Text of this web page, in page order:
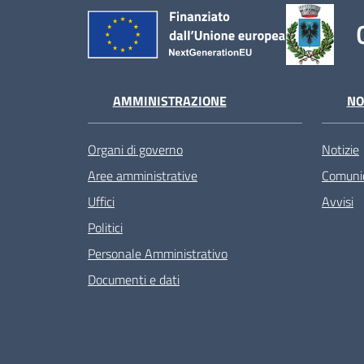
AMMINISTRAZIONE
Organi di governo
Aree amministrative
Uffici
Politici
Personale Amministrativo
Documenti e dati
Notizie
Avvisi